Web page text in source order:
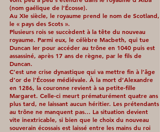
(nom gaélique de l’Écosse).
Au XIe siècle, le royaume prend le nom de Scotland,
le « pays des Scots ».
Plusieurs rois se succèdent à la tête du nouveau
royaume. Parmi eux, le célèbre Macbeth, qui tue
Duncan Ier pour accéder au trône en 1040 puis est
assassiné, après 17 ans de règne, par le fils de
Duncan.
C’est une crise dynastique qui va mettre fin à l’âge
d’or de l’Écosse médiévale. À la mort d’Alexandre
en 1286, la couronne revient à sa petite-fille
Margaret. Celle-ci meurt prématurément quatre ans
plus tard, ne laissant aucun héritier. Les prétendants
au trône ne manquent pas… La situation devient
vite inextricable, si bien que le choix du nouveau
souverain écossais est laissé entre les mains du roi